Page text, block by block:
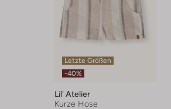
Letzte Größen
-40%
Lil' Atelier
Kurze Hose